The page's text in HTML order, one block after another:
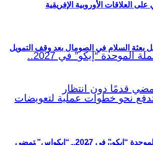
العلاقات الأوروبية الإفريقية
إطلاق العملة الموحدة “إيكو” في 2027.. “إيكواس” تمضي
بعثة السلام في الصومال بعد وقف التمويل